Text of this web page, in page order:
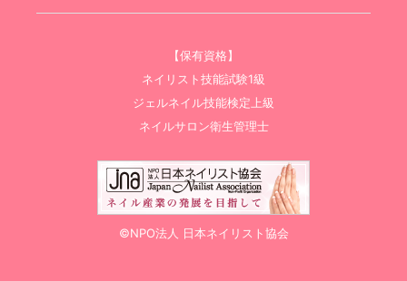
【保有資格】
ネイリスト技能試験1級
ジェルネイル技能検定上級
ネイルサロン衛生管理士
©NPO法人 日本ネイリスト協会